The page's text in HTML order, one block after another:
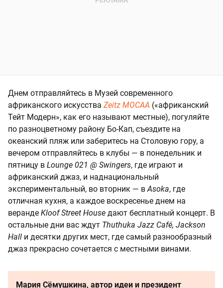
Днем отправляйтесь в Музей современного
африканского искусства Zeitz MOCAA («африканский
Тейт Модерн», как его называют местные), погуляйте
по разноцветному району Бо-Кап, съездите на
океанский пляж или заберитесь на Столовую гору, а
вечером отправляйтесь в клубы — в понедельник и
пятницу в Lounge 021 @ Swingers, где играют и
африканский джаз, и наднациональный
экспериментальный, во вторник — вAsoka, где
отличная кухня, а каждое воскресенье днем на
веранде Kloof Street House дают бесплатный концерт. В
остальные дни вас ждут Thuthuka Jazz Café, Jackson
Hall и десятки других мест, где самый разнообразный
джаз прекрасно сочетается с местными винами.
Мария Сёмушкина, автор идеи и президент